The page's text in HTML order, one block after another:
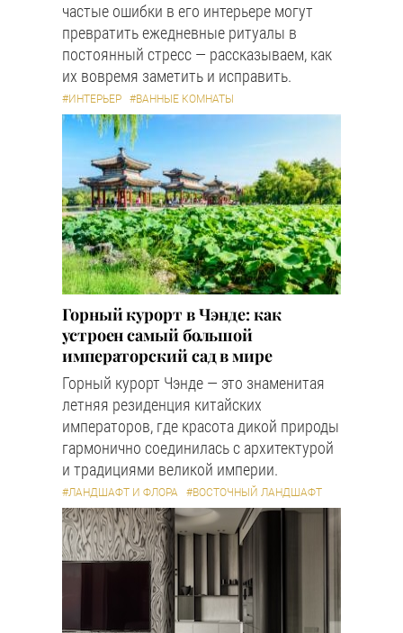
частые ошибки в его интерьере могут
превратить ежедневные ритуалы в
постоянный стресс — рассказываем, как
их вовремя заметить и исправить.
#ИНТЕРЬЕР #ВАННЫЕ КОМНАТЫ
Горный курорт в Чэнде: как
устроен самый большой
императорский сад в мире
Горный курорт Чэнде — это знаменитая
летняя резиденция китайских
императоров, где красота дикой природы
гармонично соединилась с архитектурой
и традициями великой империи.
#ЛАНДШАФТ И ФЛОРА #ВОСТОЧНЫЙ ЛАНДШАФТ